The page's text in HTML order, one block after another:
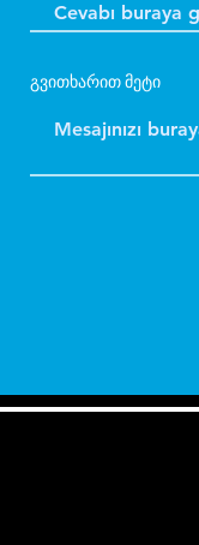
გვითხარით მეტი